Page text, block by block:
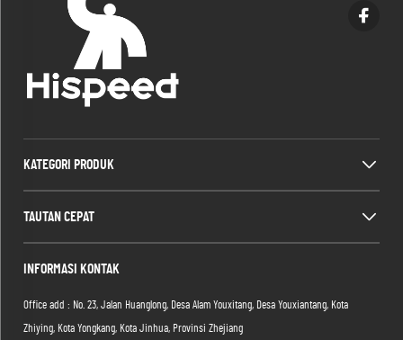
KATEGORI PRODUK
TAUTAN CEPAT
INFORMASI KONTAK
Office add : No. 23, Jalan Huanglong, Desa Alam Youxitang, Desa Youxiantang, Kota
Zhiying, Kota Yongkang, Kota Jinhua, Provinsi Zhejiang